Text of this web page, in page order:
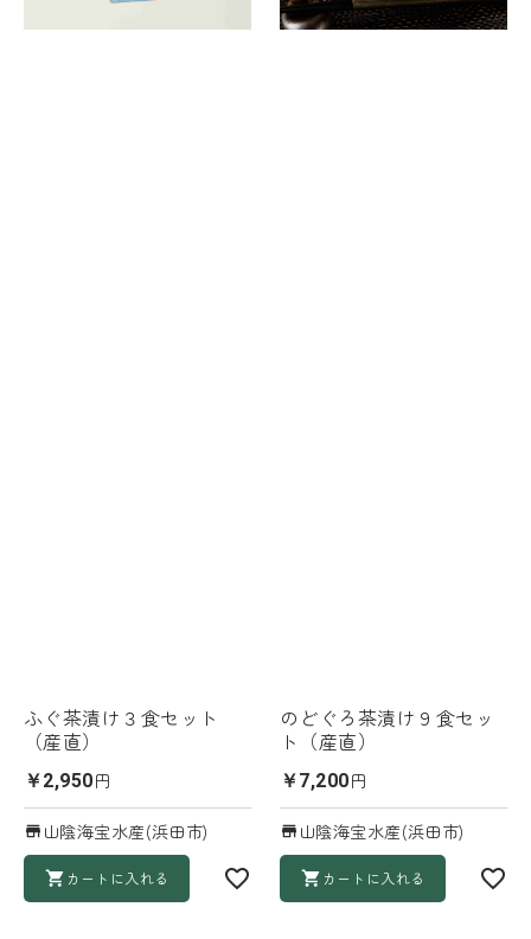
ふぐ茶漬け３食セット
（産直）
￥2,950円
山陰海宝水産(浜田市)
カートに入れる
のどぐろ茶漬け９食セッ
ト（産直）
￥7,200円
山陰海宝水産(浜田市)
カートに入れる